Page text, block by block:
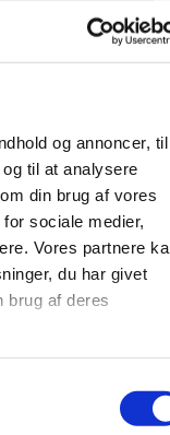
og annoncer, til
til at analysere
din brug af vores
sociale medier,
Vores partnere
du har givet
brug af deres
gudstjeneste kl.
og
er velkomne!